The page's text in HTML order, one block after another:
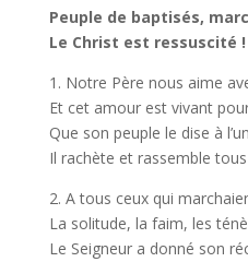
Peuple de baptisés,
Le Christ est ressuscité
1. Notre Père nous aime
Et cet amour est vivant
Que son peuple le dise à
Il rachète et rassemble
2. A tous ceux qui
La solitude, la faim, les
Le Seigneur a donné son